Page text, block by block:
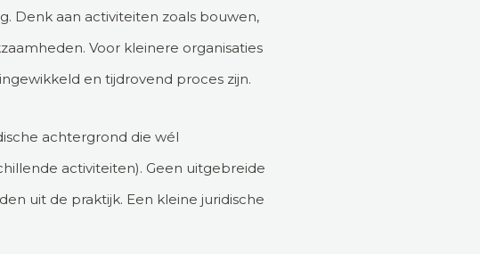
Denk aan activiteiten zoals bouwen,
Voor kleinere organisaties
en tijdrovend proces zijn.
achtergrond die wél
activiteiten). Geen uitgebreide
uit de praktijk. Een kleine juridische